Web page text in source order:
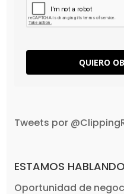
QUIERO
Tweets por
ESTAMOS
Oportunidad de